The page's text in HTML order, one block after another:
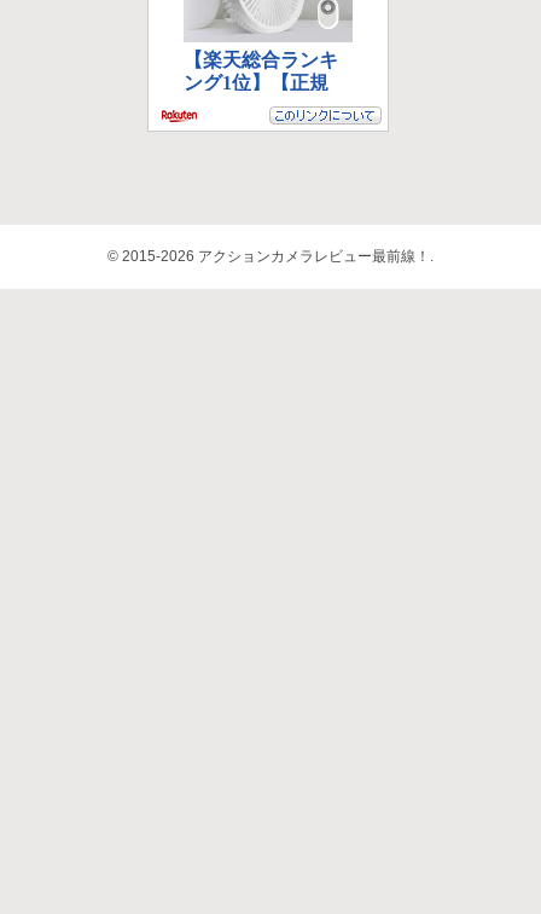
© 2015-2026 アクションカメラレビュー最前線！.